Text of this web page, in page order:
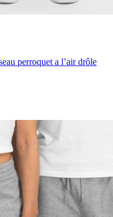
perroquet a l’air drôle